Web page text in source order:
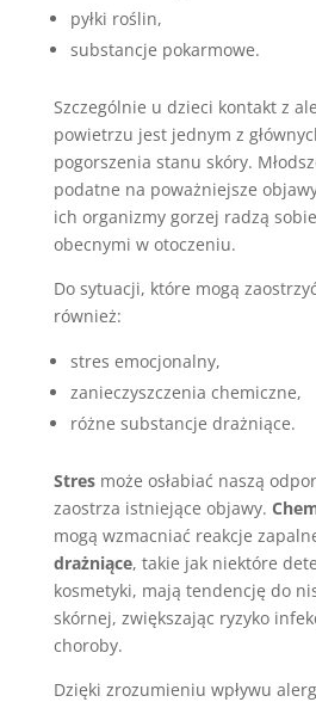
pyłki roślin,
substancje pokarmowe.
Szczególnie u dzieci kontakt z
powietrzu jest jednym z
pogorszenia stanu skóry.
podatne na poważniejsze
ich organizmy gorzej radzą
obecnymi w otoczeniu.
Do sytuacji, które mogą
również:
stres emocjonalny,
zanieczyszczenia chemiczne,
różne substancje drażniące.
Stresmoże osłabiać naszą
zaostrza istniejące objawy.
mogą wzmacniać reakcje
drażniące, takie jak niektóre
kosmetyki, mają tendencję do
skórnej, zwiększając ryzyko
choroby.
Dzięki zrozumieniu wpływu